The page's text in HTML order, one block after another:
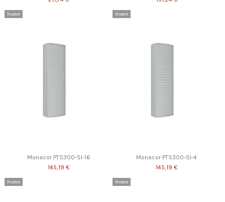
Nuevo
Monacor PTS300-SI-16
145,19 €
Nuevo
Monacor PTS300-SI-4
145,19 €
Nuevo Nuevo